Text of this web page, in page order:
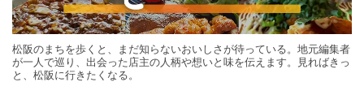
松阪のまちを歩くと、まだ知らないおいしさが待っている。地元編集者
が一人で巡り、出会った店主の人柄や想いと味を伝えます。見ればきっ
と、松阪に行きたくなる。